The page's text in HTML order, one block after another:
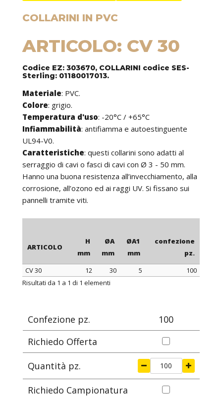
COLLARINI IN PVC
ARTICOLO: CV 30
Codice EZ: 303670, COLLARINI codice SES-
Sterling: 01180017013.
Materiale: PVC.
Colore: grigio.
Temperatura d'uso: -20°C / +65°C
Infiammabilità: antifiamma e autoestinguente
UL94-V0.
Caratteristiche: questi collarini sono adatti al
serraggio di cavi o fasci di cavi con Ø 3 - 50 mm.
Hanno una buona resistenza all’invecchiamento, alla
corrosione, all’ozono ed ai raggi UV. Si fissano sui
pannelli tramite viti.
ARTICOLO
H
mm
ØA
mm
ØA1
mm
confezione
pz.
ARTICOLO
H
ØA
CV 30 12 30 5
100
Risultati da 1 a 1 di 1 elementi
Confezione pz.
100
Richiedo Offerta
Quantità pz.
Richiedo Campionatura